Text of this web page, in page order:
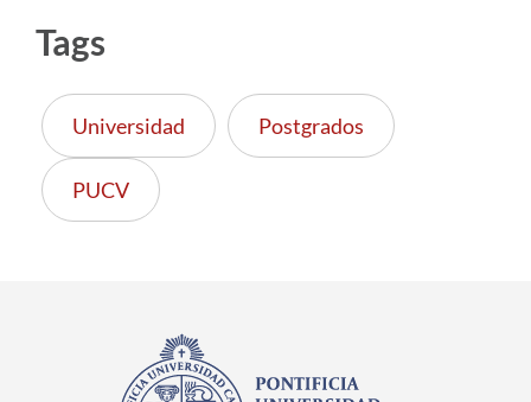
Tags
Universidad Postgrados
PUCV